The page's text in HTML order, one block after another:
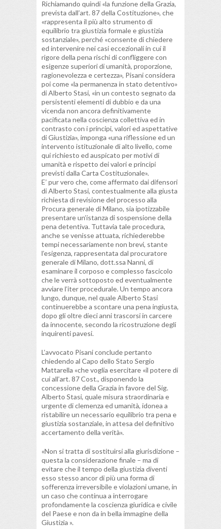
Richiamando quindi «la funzione della Grazia,
prevista dall’art. 87 della Costituzione», che
«rappresenta il più alto strumento di
equilibrio tra giustizia formale e giustizia
sostanziale», perché «consente di chiedere
ed intervenire nei casi eccezionali in cui il
rigore della pena rischi di confliggere con
esigenze superiori di umanità, proporzione,
ragionevolezza e certezza», Pisani considera
poi come «la permanenza in stato detentivo»
di Alberto Stasi, «in un contesto segnato da
persistenti elementi di dubbio e da una
vicenda non ancora definitivamente
pacificata nella coscienza collettiva ed in
contrasto con i principi, valori ed aspettative
di Giustizia», imponga «una riflessione ed un
intervento istituzionale di alto livello, come
qui richiesto ed auspicato per motivi di
umanità e rispetto dei valori e principi
previsti dalla Carta Costituzionale».
E’ pur vero che, come affermato dai difensori
di Alberto Stasi, contestualmente alla giusta
richiesta di revisione del processo alla
Procura generale di Milano, sia ipotizzabile
presentare un’istanza di sospensione della
pena detentiva. Tuttavia tale procedura,
anche se venisse attuata, richiederebbe
tempi necessariamente non brevi, stante
l’esigenza, rappresentata dal procuratore
generale di Milano, dott.ssa Nanni, di
esaminare il corposo e complesso fascicolo
che le verrà sottoposto ed eventualmente
avviare l’iter procedurale. Un tempo ancora
lungo, dunque, nel quale Alberto Stasi
continuerebbe a scontare una pena ingiusta,
dopo gli oltre dieci anni trascorsi in carcere
da innocente, secondo la ricostruzione degli
inquirenti pavesi.
L’avvocato Pisani conclude pertanto
chiedendo al Capo dello Stato Sergio
Mattarella «che voglia esercitare «il potere di
cui all’art. 87 Cost., disponendo la
concessione della Grazia in favore del Sig.
Alberto Stasi, quale misura straordinaria e
urgente di clemenza ed umanità, idonea a
ristabilire un necessario equilibrio tra pena e
giustizia sostanziale, in attesa del definitivo
accertamento della verità».
«Non si tratta di sostituirsi alla giurisdizione –
questa la considerazione finale – ma di
evitare che il tempo della giustizia diventi
esso stesso ancor di più una forma di
sofferenza irreversibile e violazioni umane, in
un caso che continua a interrogare
profondamente la coscienza giuridica e civile
del Paese e non da in bella immagine della
Giustizia ».